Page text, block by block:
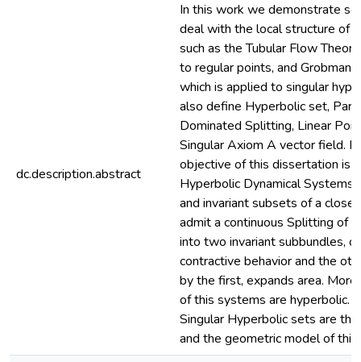
dc.description.abstract
In this work we demonstrate
deal with the local structure of
such as the Tubular Flow
to regular points, and Grobman-
which is applied to singular
also define Hyperbolic set,
Dominated Splitting, Linear
Singular Axiom A vector field.
objective of this dissertation is
Hyperbolic Dynamical Systems,
and invariant subsets of a
admit a continuous Splitting of
into two invariant subbundles,
contractive behavior and the
by the first, expands area.
of this systems are hyperbolic.
Singular Hyperbolic sets are
and the geometric model of